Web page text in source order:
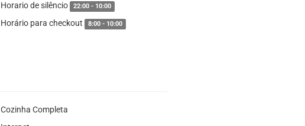
Horario de silêncio 22:00 - 10:00
Horário para checkout 8:00 - 10:00
Cozinha Completa